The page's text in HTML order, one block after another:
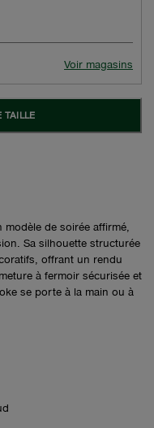
Voir magasins
TAILLE
de soirée affirmé,
Sa silhouette structurée
offrant un rendu
à fermoir sécurisée et
se porte à la main ou à